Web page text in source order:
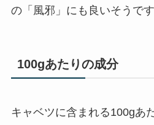
の「風邪」にも良いそうです
100gあたりの成分
キャベツに含まれる100gあ